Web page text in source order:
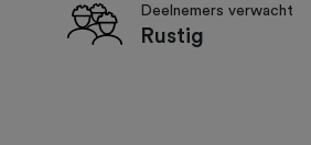
Deelnemers verwacht
Rustig